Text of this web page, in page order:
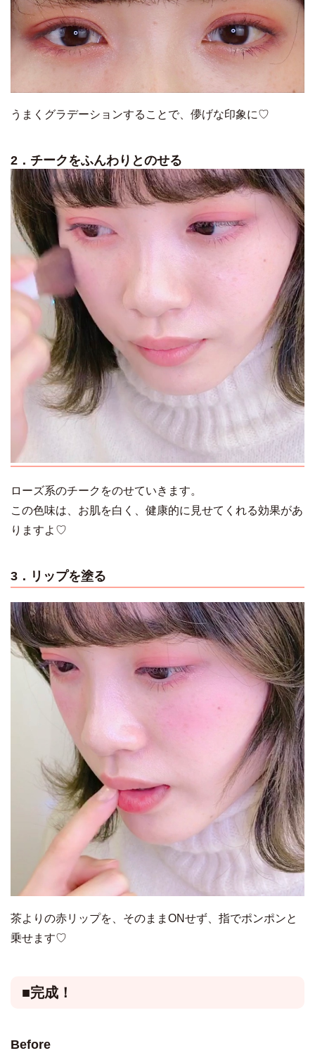
うまくグラデーションすることで、儚げな印象に♡
2．チークをふんわりとのせる
ローズ系のチークをのせていきます。
この色味は、お肌を白く、健康的に見せてくれる効果があ
りますよ♡
3．リップを塗る
茶よりの赤リップを、そのままONせず、指でポンポンと
乗せます♡
■完成！
Before